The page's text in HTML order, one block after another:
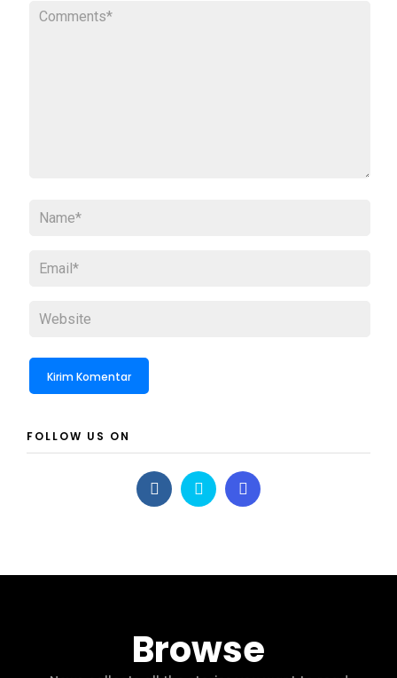
FOLLOW US ON
Browse